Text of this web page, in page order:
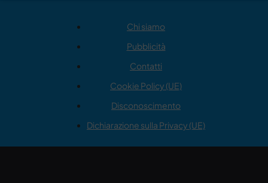
Chi siamo
Pubblicità
Contatti
Cookie Policy (UE)
Disconoscimento
Dichiarazione sulla Privacy (UE)